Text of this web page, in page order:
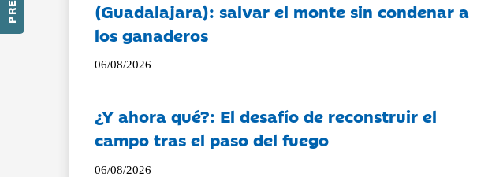
(Guadalajara): salvar el monte sin condenar a
los ganaderos
06/08/2026
¿Y ahora qué?: El desafío de reconstruir el
campo tras el paso del fuego
06/08/2026